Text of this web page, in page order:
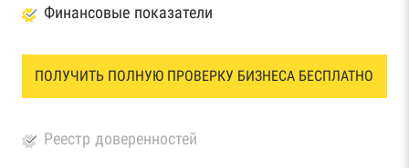
Финансовые показатели
ПОЛУЧИТЬ ПОЛНУЮ ПРОВЕРКУ БИЗНЕСА БЕСПЛАТНО
Реестр доверенностей